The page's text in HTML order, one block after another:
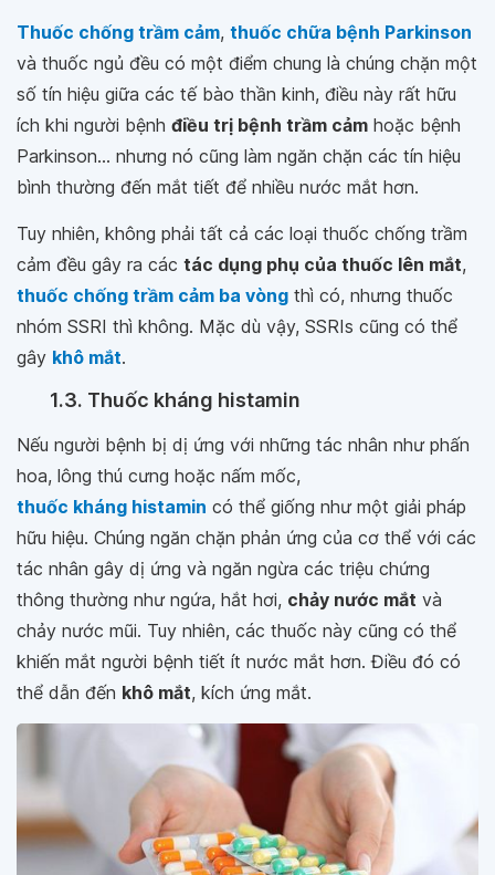
Thuốc chống trầm cảm, thuốc chữa bệnh Parkinson
và thuốc ngủ đều có một điểm chung là chúng chặn một
số tín hiệu giữa các tế bào thần kinh, điều này rất hữu
ích khi người bệnh điều trị bệnh trầm cảm hoặc bệnh
Parkinson... nhưng nó cũng làm ngăn chặn các tín hiệu
bình thường đến mắt tiết để nhiều nước mắt hơn.
Tuy nhiên, không phải tất cả các loại thuốc chống trầm
cảm đều gây ra các tác dụng phụ của thuốc lên mắt,
thuốc chống trầm cảm ba vòng thì có, nhưng thuốc
nhóm SSRI thì không. Mặc dù vậy, SSRIs cũng có thể
gây khô mắt.
1.3. Thuốc kháng histamin
Nếu người bệnh bị dị ứng với những tác nhân như phấn
hoa, lông thú cưng hoặc nấm mốc,
thuốc kháng histamin có thể giống như một giải pháp
hữu hiệu. Chúng ngăn chặn phản ứng của cơ thể với các
tác nhân gây dị ứng và ngăn ngừa các triệu chứng
thông thường như ngứa, hắt hơi, chảy nước mắt và
chảy nước mũi. Tuy nhiên, các thuốc này cũng có thể
khiến mắt người bệnh tiết ít nước mắt hơn. Điều đó có
thể dẫn đến khô mắt, kích ứng mắt.